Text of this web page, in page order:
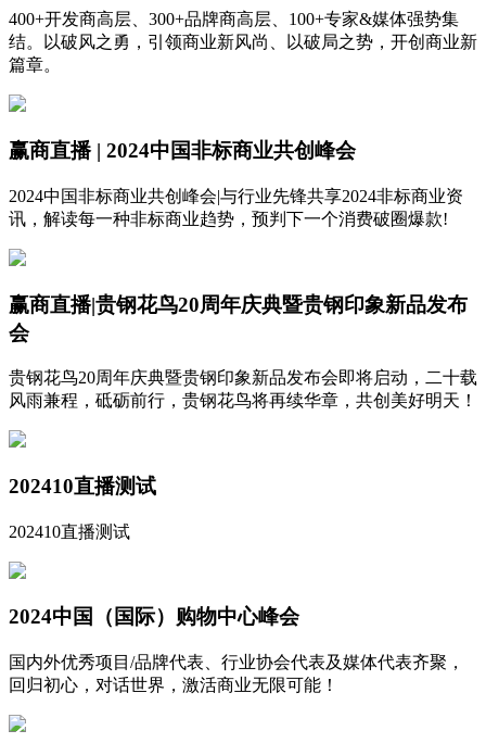
400+开发商高层、300+品牌商高层、100+专家&媒体强势集
结。以破风之勇，引领商业新风尚、以破局之势，开创商业新
篇章。
赢商直播 | 2024中国非标商业共创峰会
2024中国非标商业共创峰会|与行业先锋共享2024非标商业资
讯，解读每一种非标商业趋势，预判下一个消费破圈爆款!
赢商直播|贵钢花鸟20周年庆典暨贵钢印象新品发布
会
贵钢花鸟20周年庆典暨贵钢印象新品发布会即将启动，二十载
风雨兼程，砥砺前行，贵钢花鸟将再续华章，共创美好明天！
202410直播测试
202410直播测试
2024中国（国际）购物中心峰会
国内外优秀项目/品牌代表、行业协会代表及媒体代表齐聚，
回归初心，对话世界，激活商业无限可能！